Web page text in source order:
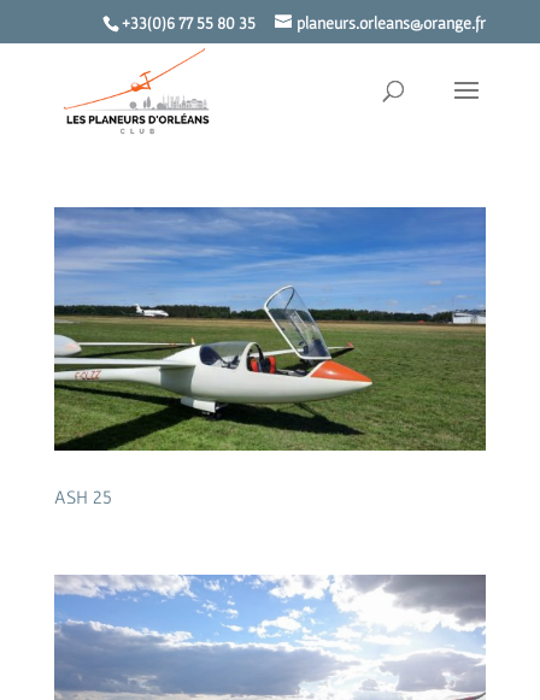
+33(0)6 77 55 80 35 planeurs.orleans@orange.fr
ASH 25